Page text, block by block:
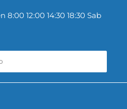
8:00 12:00 14:30 18:30 Sab